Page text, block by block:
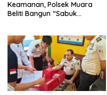
Keamanan, Polsek Muara
Beliti Bangun “Sabuk